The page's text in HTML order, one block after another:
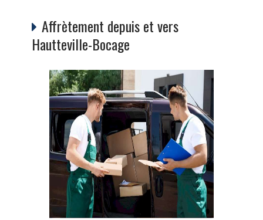
Affrètement depuis et vers
Hautteville-Bocage